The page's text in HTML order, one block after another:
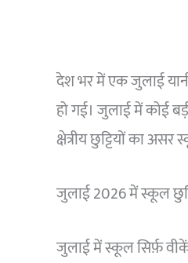
देश भर में एक जुलाई
हो गई। जुलाई में कोई
क्षेत्रीय छुट्टियों का
जुलाई 2026 में स्कूल
जुलाई में स्कूल सिर्फ़